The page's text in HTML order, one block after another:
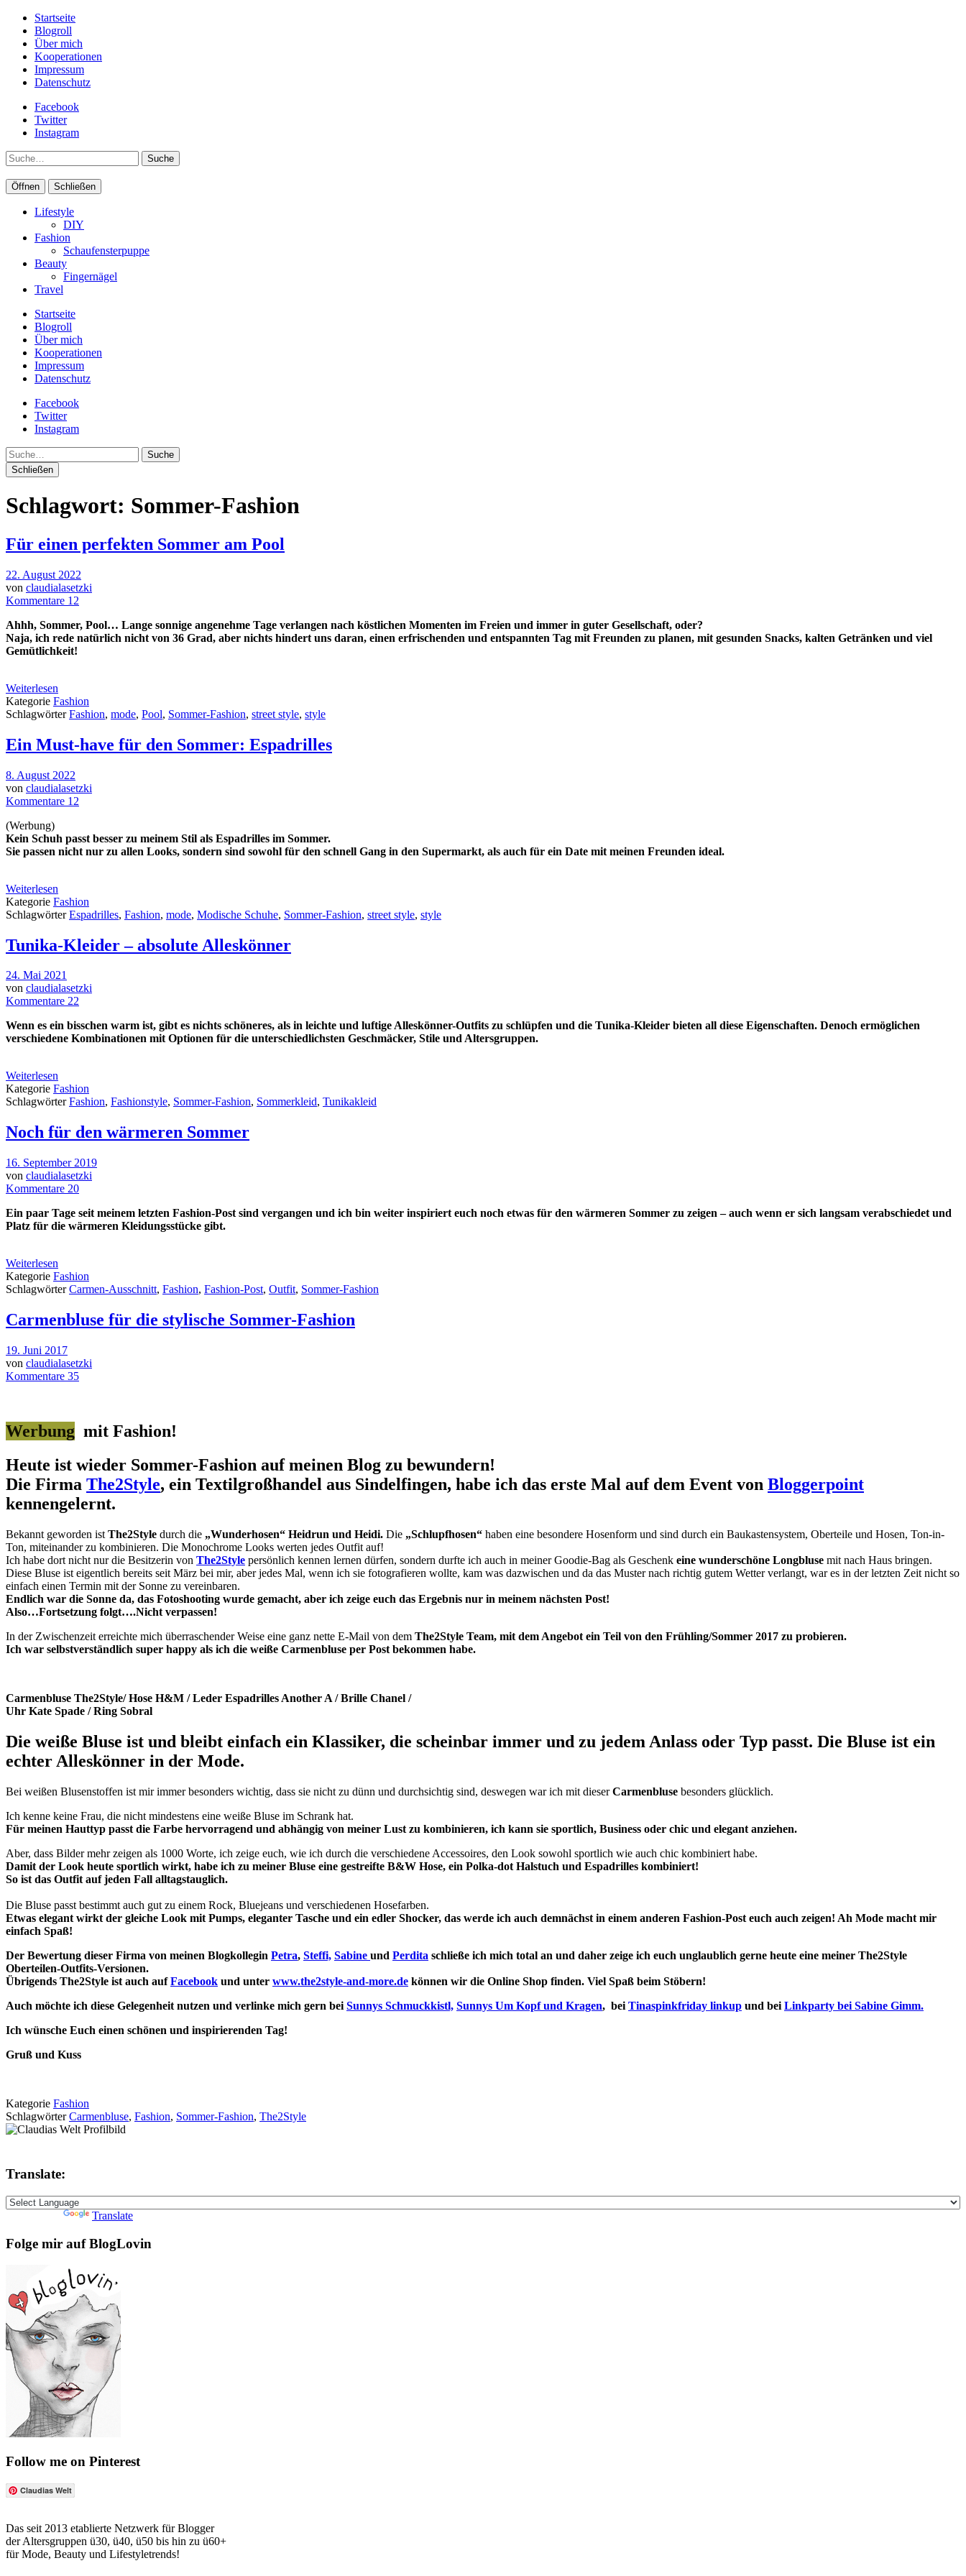
Startseite
Blogroll
Über mich
Kooperationen
Impressum
Datenschutz
Facebook
Twitter
Instagram
Suche
Öffnen Schließen
Lifestyle
DIY
Fashion
Schaufensterpuppe
Beauty
Fingernägel
Travel
Startseite
Blogroll
Über mich
Kooperationen
Impressum
Datenschutz
Facebook
Twitter
Instagram
Suche
Schließen
Schlagwort: Sommer-Fashion
Für einen perfekten Sommer am Pool
22. August 2022
von claudialasetzki
Kommentare 12
Ahhh, Sommer, Pool… Lange sonnige angenehme Tage verlangen nach köstlichen Momenten im Freien und immer in guter Gesellschaft, oder?
Naja, ich rede natürlich nicht von 36 Grad, aber nichts hindert uns daran, einen erfrischenden und entspannten Tag mit Freunden zu planen, mit gesunden Snacks, kalten Getränken und viel
Gemütlichkeit!
Weiterlesen
Kategorie Fashion
SchlagwörterFashion, mode, Pool, Sommer-Fashion, street style, style
Ein Must-have für den Sommer: Espadrilles
8. August 2022
von claudialasetzki
Kommentare 12
(Werbung)
Kein Schuh passt besser zu meinem Stil als Espadrilles im Sommer.
Sie passen nicht nur zu allen Looks, sondern sind sowohl für den schnell Gang in den Supermarkt, als auch für ein Date mit meinen Freunden ideal.
Weiterlesen
Kategorie Fashion
SchlagwörterEspadrilles, Fashion, mode, Modische Schuhe, Sommer-Fashion, street style, style
Tunika-Kleider – absolute Alleskönner
24. Mai 2021
von claudialasetzki
Kommentare 22
Wenn es ein bisschen warm ist, gibt es nichts schöneres, als in leichte und luftige Alleskönner-Outfits zu schlüpfen und die Tunika-Kleider bieten all diese Eigenschaften. Denoch ermöglichen
verschiedene Kombinationen mit Optionen für die unterschiedlichsten Geschmäcker, Stile und Altersgruppen.
Weiterlesen
Kategorie Fashion
SchlagwörterFashion, Fashionstyle, Sommer-Fashion, Sommerkleid, Tunikakleid
Noch für den wärmeren Sommer
16. September 2019
von claudialasetzki
Kommentare 20
Ein paar Tage seit meinem letzten Fashion-Post sind vergangen und ich bin weiter inspiriert euch noch etwas für den wärmeren Sommer zu zeigen – auch wenn er sich langsam verabschiedet und
Platz für die wärmeren Kleidungsstücke gibt.
Weiterlesen
Kategorie Fashion
SchlagwörterCarmen-Ausschnitt, Fashion, Fashion-Post, Outfit, Sommer-Fashion
Carmenbluse für die stylische Sommer-Fashion
19. Juni 2017
von claudialasetzki
Kommentare 35
Werbung mit Fashion!
Heute ist wieder Sommer-Fashion auf meinen Blog zu bewundern!
Die Firma The2Style, ein Textilgroßhandel aus Sindelfingen, habe ich das erste Mal auf dem Event von Bloggerpoint
kennengelernt.
Bekannt geworden ist The2Style durch die „Wunderhosen“ Heidrun und Heidi. Die „Schlupfhosen“ haben eine besondere Hosenform und sind durch ein Baukastensystem, Oberteile und Hosen, Ton-in-
Ton, miteinander zu kombinieren. Die Monochrome Looks werten jedes Outfit auf!
Ich habe dort nicht nur die Besitzerin von The2Style persönlich kennen lernen dürfen, sondern durfte ich auch in meiner Goodie-Bag als Geschenk eine wunderschöne Longbluse mit nach Haus bringen.
Diese Bluse ist eigentlich bereits seit März bei mir, aber jedes Mal, wenn ich sie fotografieren wollte, kam was dazwischen und da das Muster nach richtig gutem Wetter verlangt, war es in der letzten Zeit nicht so
einfach einen Termin mit der Sonne zu vereinbaren.
Endlich war die Sonne da, das Fotoshooting wurde gemacht, aber ich zeige euch das Ergebnis nur in meinem nächsten Post!
Also…Fortsetzung folgt….Nicht verpassen!
In der Zwischenzeit erreichte mich überraschender Weise eine ganz nette E-Mail von dem The2Style Team, mit dem Angebot ein Teil von den Frühling/Sommer 2017 zu probieren.
Ich war selbstverständlich super happy als ich die weiße Carmenbluse per Post bekommen habe.
Carmenbluse The2Style/ Hose H&M / Leder Espadrilles Another A / Brille Chanel /
Uhr Kate Spade / Ring Sobral
Die weiße Bluse ist und bleibt einfach ein Klassiker, die scheinbar immer und zu jedem Anlass oder Typ passt. Die Bluse ist ein
echter Alleskönner in der Mode.
Bei weißen Blusenstoffen ist mir immer besonders wichtig, dass sie nicht zu dünn und durchsichtig sind, deswegen war ich mit dieserCarmenbluse besonders glücklich.
Ich kenne keine Frau, die nicht mindestens eine weiße Bluse im Schrank hat.
Für meinen Hauttyp passt die Farbe hervorragend und abhängig von meiner Lust zu kombinieren, ich kann sie sportlich, Business oder chic und elegant anziehen.
Aber, dass Bilder mehr zeigen als 1000 Worte, ich zeige euch, wie ich durch die verschiedene Accessoires, den Look sowohl sportlich wie auch chic kombiniert habe.
Damit der Look heute sportlich wirkt, habe ich zu meiner Bluse eine gestreifte B&W Hose, ein Polka-dot Halstuch und Espadrilles kombiniert!
So ist das Outfit auf jeden Fall alltagstauglich.
Die Bluse passt bestimmt auch gut zu einem Rock, Bluejeans und verschiedenen Hosefarben.
Etwas elegant wirkt der gleiche Look mit Pumps, eleganter Tasche und ein edler Shocker, das werde ich auch demnächst in einem anderen Fashion-Post euch auch zeigen! Ah Mode macht mir
einfach Spaß!
Der Bewertung dieser Firma von meinen Blogkollegin Petra, Steffi, Sabine und Perdita schließe ich mich total an und daher zeige ich euch unglaublich gerne heute eine meiner The2Style
Oberteilen-Outfits-Versionen.
Übrigends The2Style ist auch aufFacebook und unter www.the2style-and-more.de können wir die Online Shop finden. Viel Spaß beim Stöbern!
Auch möchte ich diese Gelegenheit nutzen und verlinke mich gern bei Sunnys Schmuckkistl, Sunnys Um Kopf und Kragen, bei Tinaspinkfriday linkup und bei Linkparty bei Sabine Gimm.
Ich wünsche Euch einen schönen und inspirierenden Tag!
Gruß und Kuss
Kategorie Fashion
SchlagwörterCarmenbluse, Fashion, Sommer-Fashion, The2Style
Translate:
Translate
Folge mir auf BlogLovin
Follow me on Pinterest
Claudias Welt
Das seit 2013 etablierte Netzwerk für Blogger
der Altersgruppen ü30, ü40, ü50 bis hin zu ü60+
für Mode, Beauty und Lifestyletrends!